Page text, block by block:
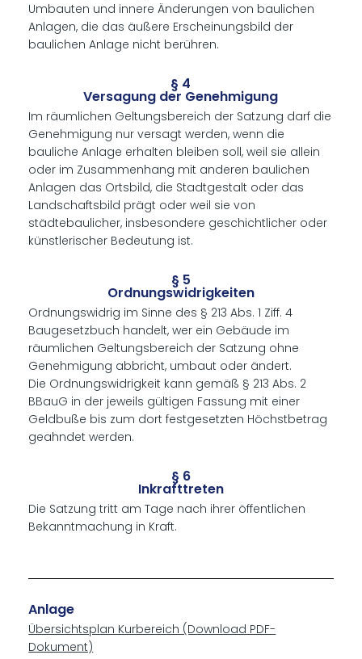
Umbauten und innere Änderungen von baulichen
Anlagen, die das äußere Erscheinungsbild der
baulichen Anlage nicht berühren.
§ 4
Versagung der Genehmigung
Im räumlichen Geltungsbereich der Satzung darf die
Genehmigung nur versagt werden, wenn die
bauliche Anlage erhalten bleiben soll, weil sie allein
oder im Zusammenhang mit anderen baulichen
Anlagen das Ortsbild, die Stadtgestalt oder das
Landschaftsbild prägt oder weil sie von
städtebaulicher, insbesondere geschichtlicher oder
künstlerischer Bedeutung ist.
§ 5
Ordnungswidrigkeiten
Ordnungswidrig im Sinne des § 213 Abs. 1 Ziff. 4
Baugesetzbuch handelt, wer ein Gebäude im
räumlichen Geltungsbereich der Satzung ohne
Genehmigung abbricht, umbaut oder ändert.
Die Ordnungswidrigkeit kann gemäß § 213 Abs. 2
BBauG in der jeweils gültigen Fassung mit einer
Geldbuße bis zum dort festgesetzten Höchstbetrag
geahndet werden.
§ 6
Inkrafttreten
Die Satzung tritt am Tage nach ihrer öffentlichen
Bekanntmachung in Kraft.
Anlage
Übersichtsplan Kurbereich (Download PDF-
Dokument)